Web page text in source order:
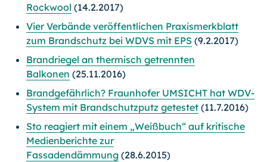
Rockwool (14.2.2017)
Vier Verbände veröffentlichen Praxismerkblatt
zum Brandschutz bei WDVS mit EPS (9.2.2017)
Brandriegel an thermisch getrennten
Balkonen (25.11.2016)
Brandgefährlich? Fraunhofer UMSICHT hat WDV-
System mit Brandschutzputz getestet (11.7.2016)
Sto reagiert mit einem „Weißbuch“ auf kritische
Medienberichte zur
Fassadendämmung (28.6.2015)